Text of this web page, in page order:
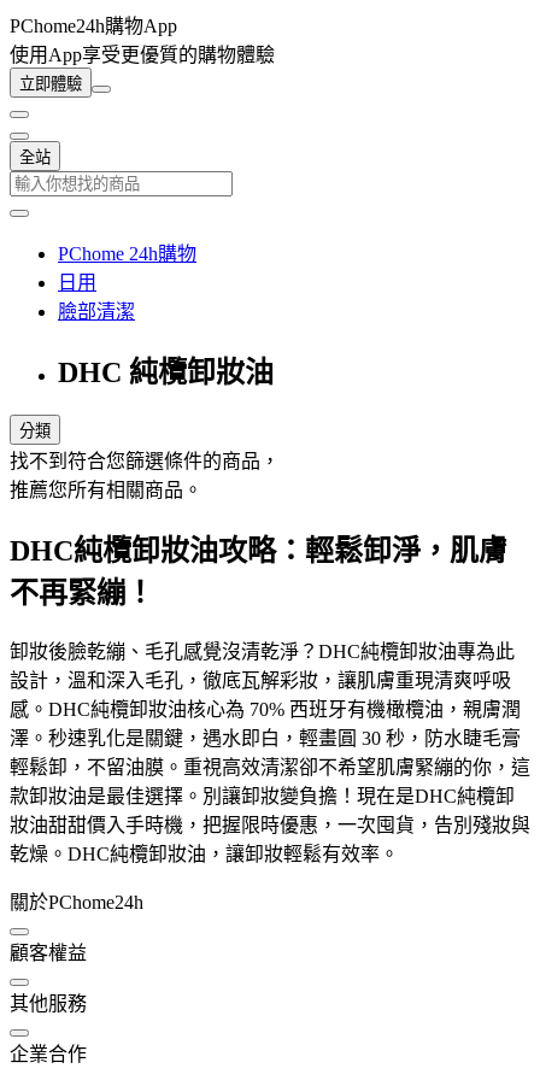
PChome24h購物App
使用App享受更優質的購物體驗
立即體驗
全站
PChome 24h購物
日用
臉部清潔
DHC 純欖卸妝油
分類
找不到符合您篩選條件的商品，
推薦您所有相關商品。
DHC純欖卸妝油攻略：輕鬆卸淨，肌膚
不再緊繃！
卸妝後臉乾繃、毛孔感覺沒清乾淨？DHC純欖卸妝油專為此
設計，溫和深入毛孔，徹底瓦解彩妝，讓肌膚重現清爽呼吸
感。DHC純欖卸妝油核心為 70% 西班牙有機橄欖油，親膚潤
澤。秒速乳化是關鍵，遇水即白，輕畫圓 30 秒，防水睫毛膏
輕鬆卸，不留油膜。重視高效清潔卻不希望肌膚緊繃的你，這
款卸妝油是最佳選擇。別讓卸妝變負擔！現在是DHC純欖卸
妝油甜甜價入手時機，把握限時優惠，一次囤貨，告別殘妝與
乾燥。DHC純欖卸妝油，讓卸妝輕鬆有效率。
關於PChome24h
顧客權益
其他服務
企業合作